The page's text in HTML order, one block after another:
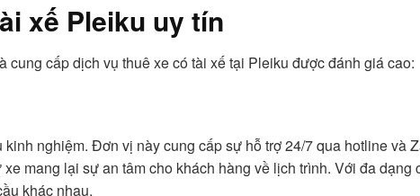
xế Pleiku uy tín
cấp dịch vụ thuê xe có tài xế tại Pleiku được đánh giá cao:
nghiệm. Đơn vị này cung cấp sự hỗ trợ 24/7 qua hotline và
mang lại sự an tâm cho khách hàng về lịch trình. Với đa dạng
khác nhau.